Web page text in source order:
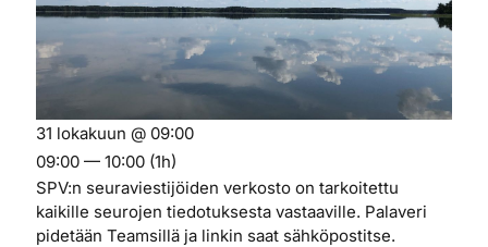
SPV:n seuraviestijöiden verkosto on tarkoitettu
kaikille seurojen tiedotuksesta vastaaville. Palaveri
pidetään Teamsillä ja linkin saat sähköpostitse.
31 lokakuun @ 09:00
09:00 — 10:00 (1h)